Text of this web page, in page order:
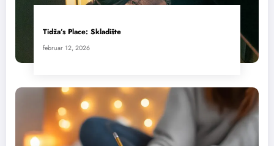
Tidža’s Place: Skladište
februar 12, 2026